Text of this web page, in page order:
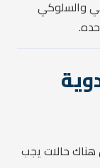
والسلوكي
هناك حالات يجب